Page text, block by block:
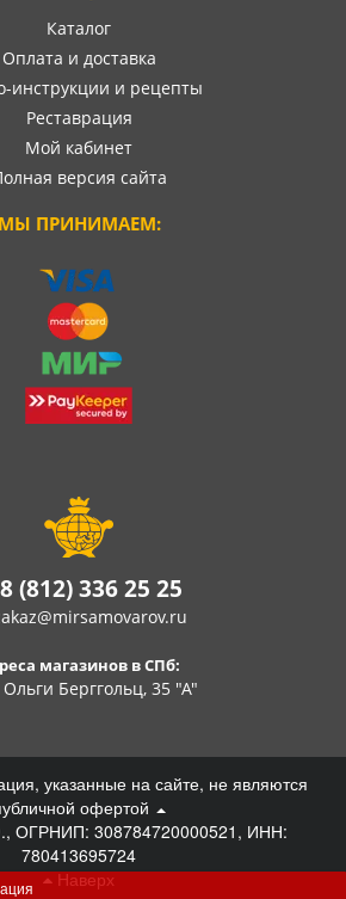
Каталог
Оплата и доставка
инструкции и рецепты
Реставрация
Мой кабинет
версия сайта
МЫ ПРИНИМАЕМ:
(812) 336 25 25
магазинов в СПб:
Ольги Берггольц, 35 "А"
указанные на сайте, не являются
офертой
ОГРНИП: 308784720000521, ИНН:
780413695724
Наверх